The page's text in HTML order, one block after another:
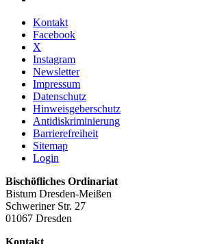
Kontakt
Facebook
X
Instagram
Newsletter
Impressum
Datenschutz
Hinweisgeberschutz
Antidiskriminierung
Barrierefreiheit
Sitemap
Login
Bischöfliches Ordinariat
Bistum Dresden-Meißen
Schweriner Str. 27
01067 Dresden
Kontakt